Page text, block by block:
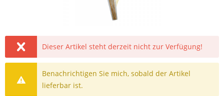
Dieser Artikel steht derzeit nicht zur Verfügung!
Benachrichtigen Sie mich, sobald der Artikel
lieferbar ist.